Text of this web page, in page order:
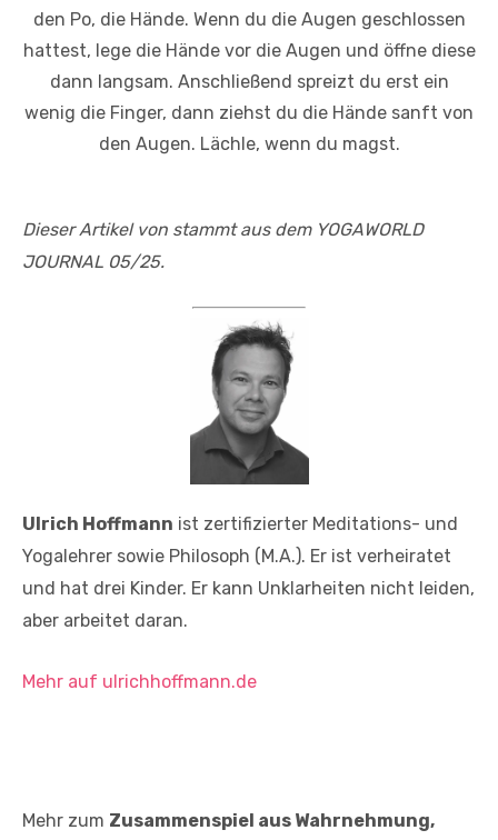
den Po, die Hände. Wenn du die Augen geschlossen
hattest, lege die Hände vor die Augen und öffne diese
dann langsam. Anschließend spreizt du erst ein
wenig die Finger, dann ziehst du die Hände sanft von
den Augen. Lächle, wenn du magst.
Dieser Artikel von stammt aus dem YOGAWORLD
JOURNAL 05/25.
Ulrich Hoffmann ist zertifizierter Meditations- und
Yogalehrer sowie Philosoph (M.A.). Er ist verheiratet
und hat drei Kinder. Er kann Unklarheiten nicht leiden,
aber arbeitet daran.
Mehr auf ulrichhoffmann.de
Mehr zum Zusammenspiel aus Wahrnehmung,